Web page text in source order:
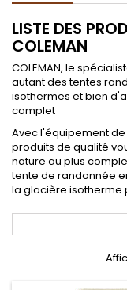
LISTE DES
COLEMAN
COLEMAN, le
autant des tentes
isothermes et bien
complet
Avec l'équipement de
produits de qualité
nature au plus
tente de randonnée
la glacière isotherme